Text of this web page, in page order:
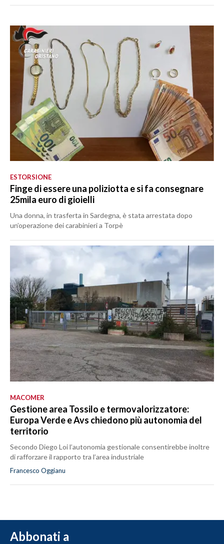
ESTORSIONE
Finge di essere una poliziotta e si fa consegnare
25mila euro di gioielli
Una donna, in trasferta in Sardegna, è stata arrestata dopo
un’operazione dei carabinieri a Torpè
MACOMER
Gestione area Tossilo e termovalorizzatore:
Europa Verde e Avs chiedono più autonomia del
territorio
Secondo Diego Loi l’autonomia gestionale consentirebbe inoltre
di rafforzare il rapporto tra l’area industriale
Francesco Oggianu
Abbonati a